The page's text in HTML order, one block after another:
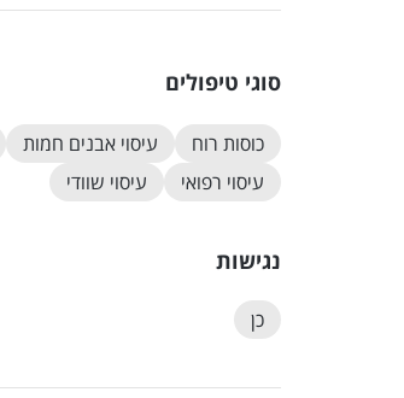
סוגי טיפולים
כוסות רוח עיסוי אבנים חמות
עיסוי רפואי
עיסוי שוודי
נגישות
כן